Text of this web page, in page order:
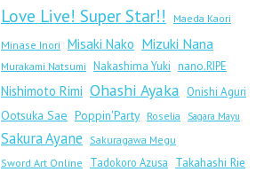
Love Live! Super Star!!
Maeda Kaori
Minase Inori Misaki Nako Mizuki Nana
Murakami Natsumi Nakashima Yuki nano.RIPE
Nishimoto Rimi Ohashi Ayaka Onishi Aguri
Ootsuka Sae Poppin'Party Roselia Sagara Mayu
Sakura Ayane
Sakuragawa Megu
Sword Art Online
Tadokoro Azusa Takahashi Rie